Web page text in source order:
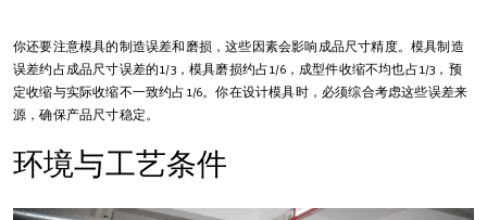
你还要注意模具的制造误差和磨损，这些因素会影响成品尺寸精度。模具制造
误差约占成品尺寸误差的1/3，模具磨损约占1/6，成型件收缩不均也占1/3，预
定收缩与实际收缩不一致约占1/6。你在设计模具时，必须综合考虑这些误差来
源，确保产品尺寸稳定。
环境与工艺条件